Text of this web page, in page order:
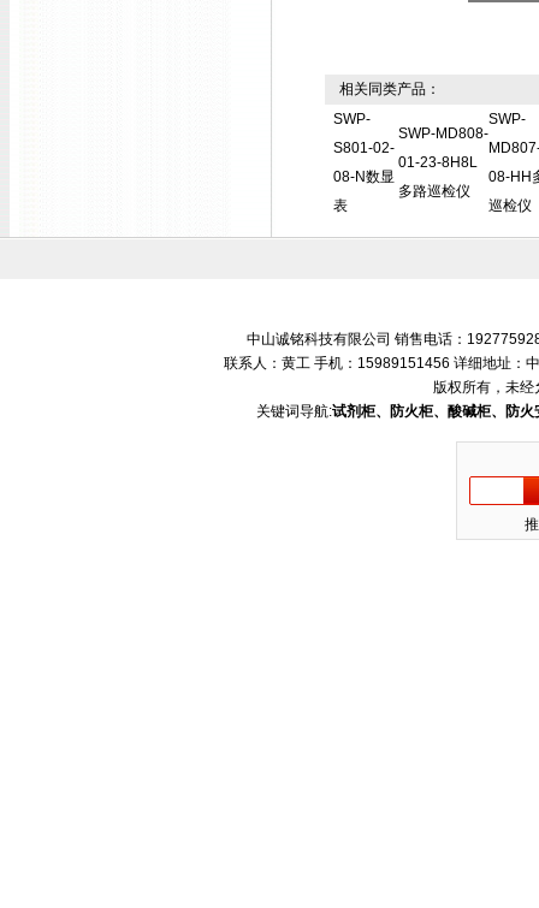
相关同类产品：
SWP-
S801-02-
08-N数显
表
SWP-MD808-
01-23-8H8L
多路巡检仪
SWP-
08-HH
巡检仪
中山诚铭科技有限公司 销售电话：
联系人：黄工 手机：15989151456 详细地址：
版权所有，未经
关键词导航:试剂柜、防火柜、酸碱柜、防